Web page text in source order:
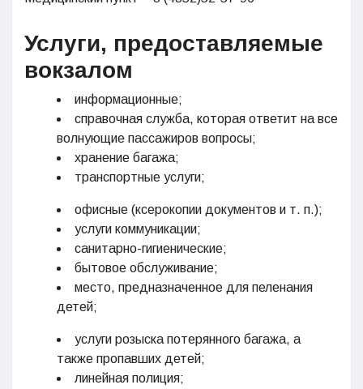
Услуги, предоставляемые
вокзалом
информационные;
справочная служба, которая ответит на все
волнующие пассажиров вопросы;
хранение багажа;
транспортные услуги;
офисные (ксерокопии документов и т. п.);
услуги коммуникации;
санитарно-гигиенические;
бытовое обслуживание;
место, предназначенное для пеленания
детей;
услуги розыска потерянного багажа, а
также пропавших детей;
линейная полиция;